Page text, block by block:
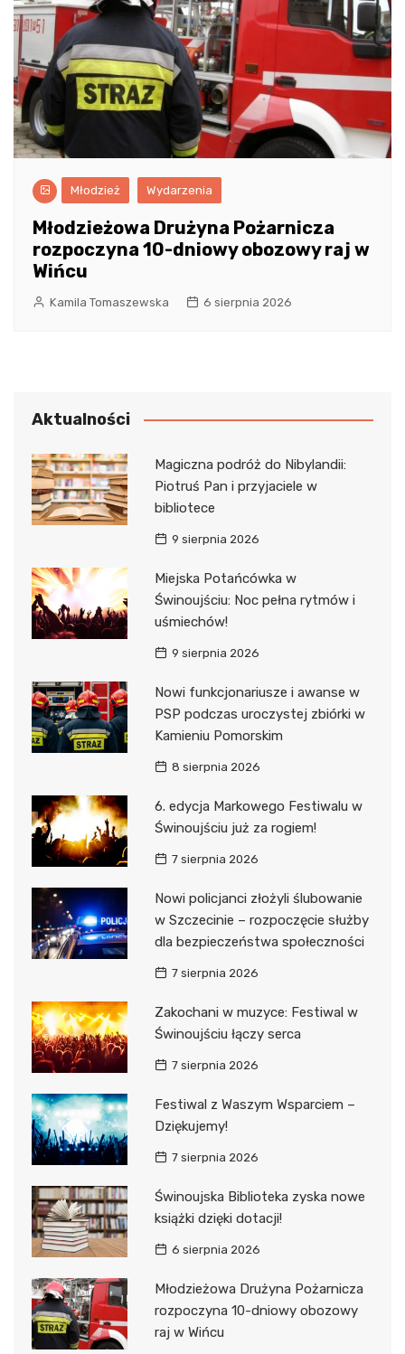
Młodzież Wydarzenia
Młodzieżowa Drużyna Pożarnicza
rozpoczyna 10-dniowy obozowy raj w
Wińcu
Kamila Tomaszewska 6 sierpnia 2026
Aktualności
Magiczna podróż do Nibylandii:
Piotruś Pan i przyjaciele w
bibliotece
9 sierpnia 2026
Miejska Potańcówka w
Świnoujściu: Noc pełna rytmów i
uśmiechów!
9 sierpnia 2026
Nowi funkcjonariusze i awanse w
PSP podczas uroczystej zbiórki w
Kamieniu Pomorskim
8 sierpnia 2026
6. edycja Markowego Festiwalu w
Świnoujściu już za rogiem!
7 sierpnia 2026
Nowi policjanci złożyli ślubowanie
w Szczecinie – rozpoczęcie służby
dla bezpieczeństwa społeczności
7 sierpnia 2026
Zakochani w muzyce: Festiwal w
Świnoujściu łączy serca
7 sierpnia 2026
Festiwal z Waszym Wsparciem –
Dziękujemy!
7 sierpnia 2026
Świnoujska Biblioteka zyska nowe
książki dzięki dotacji!
6 sierpnia 2026
Młodzieżowa Drużyna Pożarnicza
rozpoczyna 10-dniowy obozowy
raj w Wińcu